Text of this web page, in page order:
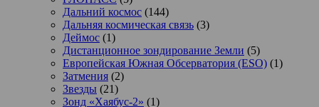
Дальний космос (144)
Дальняя космическая связь (3)
Деймос (1)
Дистанционное зондирование Земли (5)
Европейская Южная Обсерватория (ESO) (1)
Затмения (2)
Звезды (21)
Зонд «Хаябус-2» (1)